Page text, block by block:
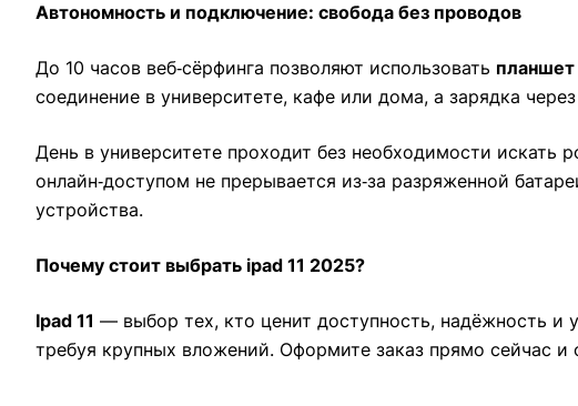
Автономность и подключение: свобода без проводов
До 10 часов веб‑сёрфинга позволяют использовать планшет
соединение в университете, кафе или дома, а зарядка
День в университете проходит без необходимости искать
онлайн‑доступом не прерывается из‑за разряженной
устройства.
Почему стоит выбрать ipad 11 2025?
Ipad 11 — выбор тех, кто ценит доступность, надёжность
требуя крупных вложений. Оформите заказ прямо сейчас